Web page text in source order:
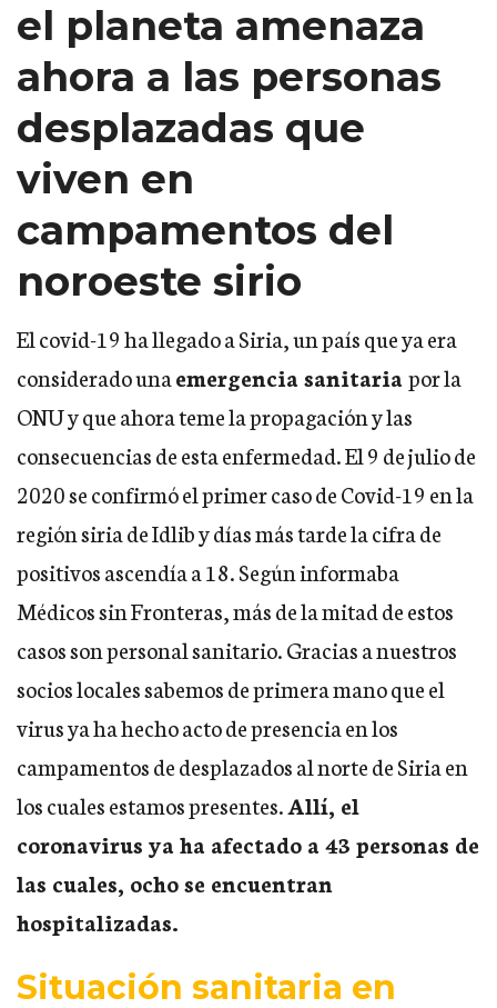
el planeta amenaza
ahora a las personas
desplazadas que
viven en
campamentos del
noroeste sirio
El covid-19 ha llegado a Siria, un país que ya era
considerado unaemergencia sanitariapor la
ONU y que ahora teme la propagación y las
consecuencias de esta enfermedad. El 9 de julio de
2020 se confirmó el primer caso de Covid-19 en la
región siria de Idlib y días más tarde la cifra de
positivos ascendía a 18. Según informaba
Médicos sin Fronteras, más de la mitad de estos
casos son personal sanitario. Gracias a nuestros
socios locales sabemos de primera mano que el
virus ya ha hecho acto de presencia en los
campamentos de desplazados al norte de Siria en
los cuales estamos presentes.Allí, el
coronavirus ya ha afectado a 43 personas de
las cuales, ocho se encuentran
hospitalizadas.
Situación sanitaria en